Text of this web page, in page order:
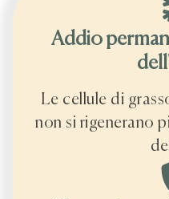
Addio
Le cellule di
non si rigenerano